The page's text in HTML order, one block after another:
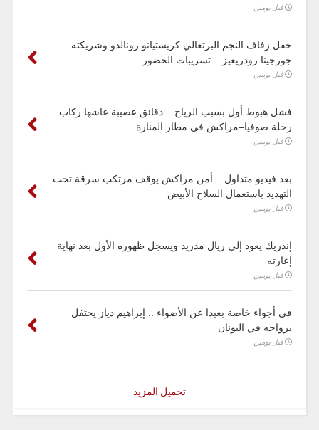
قبل يومين
حفل زفاف النجم البرتغالي كريستيانو رونالدو وشريكته
جورجينا رودريغيز .. تسريبات الحضور
قبل يومين
فشل هبوط أول بسبب الرياح .. دقائق عصيبة عاشها ركاب
رحلة صوفيا–مراكش في مطار المنارة
قبل يومين
بعد فيديو متداول .. أمن مراكش يوقف مرتكب سرقة تحت
التهديد باستعمال السلاح الأبيض
قبل يومين
إندريك يعود إلى ريال مدريد ويسجل ظهوره الأول بعد نهاية
إعارته
قبل يومين
في أجواء خاصة بعيدا عن الأضواء .. إبراهيم دياز يحتفل
بزواجه في اليونان
قبل يومين
تحميل المزيد